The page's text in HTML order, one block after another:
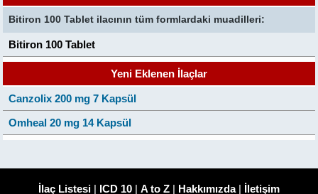
Bitiron 100 Tablet ilacının tüm formlardaki muadilleri:
Bitiron 100 Tablet
Yeni Eklenen İlaçlar
Canzolix 200 mg 7 Kapsül
Omheal 20 mg 14 Kapsül
İlaç Listesi | ICD 10 | A to Z | Hakkımızda| İletişim